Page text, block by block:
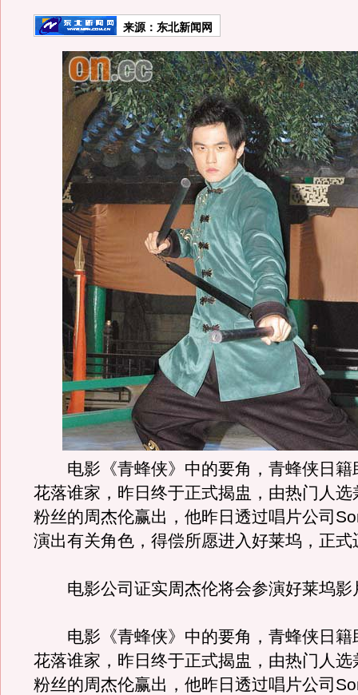
来源： 东北新闻网
电影《青蜂侠》中的要角，青蜂侠日籍
花落谁家，昨日终于正式揭盅，由热门人选
粉丝的周杰伦赢出，他昨日透过唱片公司
演出有关角色，得偿所愿进入好莱坞，正式
电影公司证实周杰伦将会参演好莱坞影
电影《青蜂侠》中的要角，青蜂侠日籍
花落谁家，昨日终于正式揭盅，由热门人选
粉丝的周杰伦赢出，他昨日透过唱片公司